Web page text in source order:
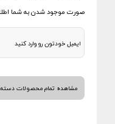
صورت موجود شدن به شما
مشاهده تمام محصولات دسته